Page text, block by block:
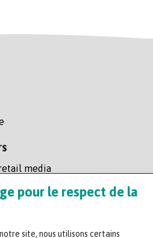
media
pour le respect de la
site, nous utilisons certains